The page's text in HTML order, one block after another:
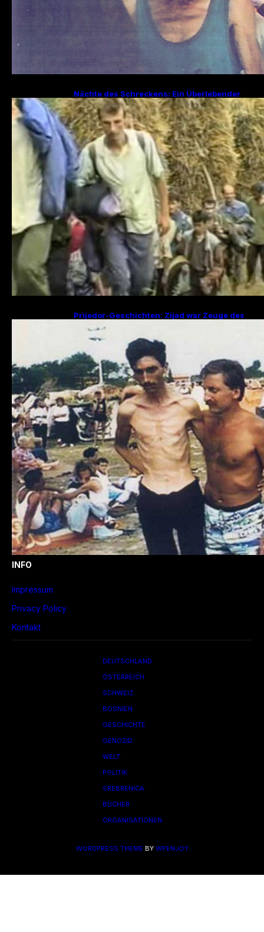
Nächte des Schreckens: Ein Überlebender
erzählt von den Julitagen 1995 in Srebrenica
Prijedor-Geschichten: Zijad war Zeuge des
sucht Frau und zwei Kinder
INFO
Impressum
Privacy Policy
Kontakt
DEUTSCHLAND
ÖSTERREICH
SCHWEIZ
BOSNIEN
GESCHICHTE
GENOZID
WELT
POLITIK
SREBRENICA
BÜCHER
ORGANISATIONEN
WORDPRESS THEME BY WPENJOY